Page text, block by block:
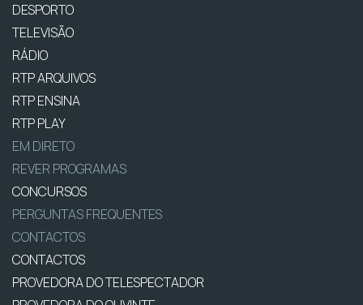
DESPORTO
TELEVISÃO
RÁDIO
RTP ARQUIVOS
RTP ENSINA
RTP PLAY
EM DIRETO
REVER PROGRAMAS
CONCURSOS
PERGUNTAS FREQUENTES
CONTACTOS
CONTACTOS
PROVEDORA DO TELESPECTADOR